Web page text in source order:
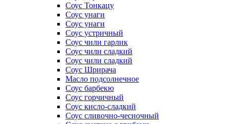
Соус Тонкацу
Соус унаги
Соус унаги
Соус устричный
Соус чили гарлик
Соус чили сладкий
Соус чили сладкий
Соус Шрирача
Масло подсолнечное
Соус барбекю
Соус горчичный
Соус кисло-сладкий
Соус сливочно-чесночный